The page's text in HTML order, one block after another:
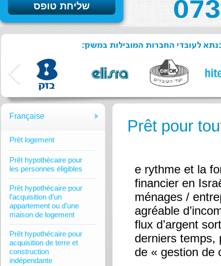
לעובדי החברות המובילות במשק:
Française
Prêt logement
Prêt hypothécaire pour
les personnes éligibles
Prêt hypothécaire pour
l’acquisition d’un
appartement ou d’une
maison de logement
Prêt hypothécaire pour
acquisition de terre et
construction
indépendante
Prêt pour
e rythme et la
financier en
ménages /
agréable
flux d’argent
derniers temps,
de « gestion de